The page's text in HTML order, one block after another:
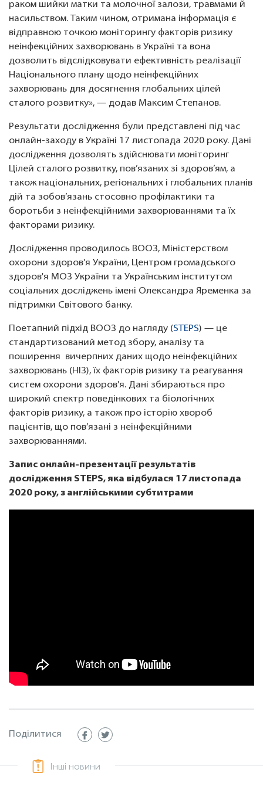
раком шийки матки та молочної залози, травмами й
насильством. Таким чином, отримана інформація є
відправною точкою моніторингу факторів ризику
неінфекційних захворювань в Україні та вона
дозволить відслідковувати ефективність реалізації
Національного плану щодо неінфекційних
захворювань для досягнення глобальних цілей
сталого розвитку», — додав Максим Степанов.
Результати дослідження були представлені під час
онлайн-заходу в Україні 17 листопада 2020 року. Дані
дослідження дозволять здійснювати моніторинг
Цілей сталого розвитку, пов’язаних зі здоров’ям, а
також національних, регіональних і глобальних планів
дій та зобов’язань стосовно профілактики та
боротьби з неінфекційними захворюваннями та їх
факторами ризику.
Дослідження проводилось ВООЗ, Міністерством
охорони здоров'я України, Центром громадського
здоров'я МОЗ України та Українським інститутом
соціальних досліджень імені Олександра Яременка за
підтримки Світового банку.
Поетапний підхід ВООЗ до нагляду (STEPS) — це
стандартизований метод збору, аналізу та
поширення вичерпних даних щодо неінфекційних
захворювань (НІЗ), їх факторів ризику та реагування
систем охорони здоров'я. Дані збираються про
широкий спектр поведінкових та біологічних
факторів ризику, а також про історію хвороб
пацієнтів, що пов’язані з неінфекційними
захворюваннями.
Запис онлайн-презентації результатів
дослідження STEPS, яка відбулася 17 листопада
2020 року, з англійськими субтитрами
Поділитися
Інші новини